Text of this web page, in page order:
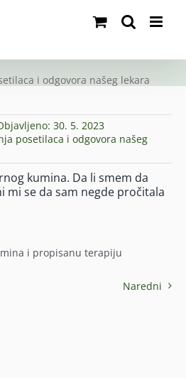
i odgovora našeg lekara
30. 5. 2023
posetilaca i odgovora našeg
kumina. Da li smem da
mi se da sam negde pročitala
i propisanu terapiju
Naredni